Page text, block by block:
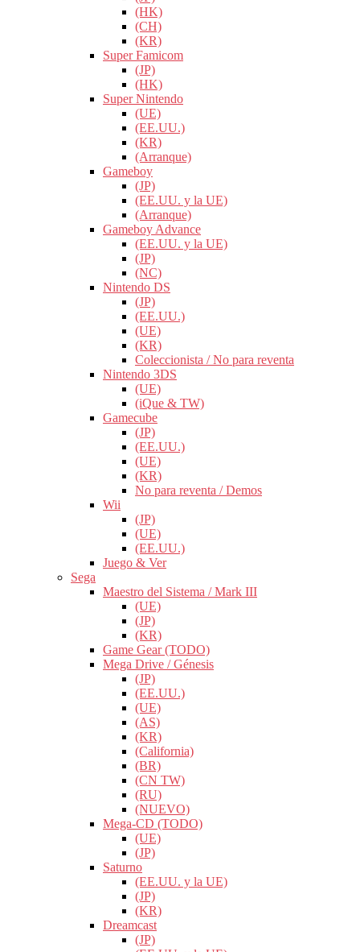
(HK)
(CH)
(KR)
Super Famicom
(JP)
(HK)
Super Nintendo
(UE)
(EE.UU.)
(KR)
(Arranque)
Gameboy
(JP)
(EE.UU. y la UE)
(Arranque)
Gameboy Advance
(EE.UU. y la UE)
(JP)
(NC)
Nintendo DS
(JP)
(EE.UU.)
(UE)
(KR)
Coleccionista / No para reventa
Nintendo 3DS
(UE)
(iQue & TW)
Gamecube
(JP)
(EE.UU.)
(UE)
(KR)
No para reventa / Demos
Wii
(JP)
(UE)
(EE.UU.)
Juego & Ver
Sega
Maestro del Sistema / Mark III
(UE)
(JP)
(KR)
Game Gear (TODO)
Mega Drive / Génesis
(JP)
(EE.UU.)
(UE)
(AS)
(KR)
(California)
(BR)
(CN TW)
(RU)
(NUEVO)
Mega-CD (TODO)
(UE)
(JP)
Saturno
(EE.UU. y la UE)
(JP)
(KR)
Dreamcast
(JP)